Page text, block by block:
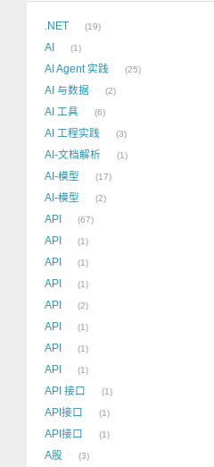
.NET 19
AI 1
AI Agent 实践 25
AI 与数据 2
AI 工具 6
AI 工程实践 3
AI-文档解析 1
AI-模型 17
AI-模型 2
API 67
API 1
API 1
API 1
API 2
API 1
API 1
API 1
API 接口 1
API接口 1
API接口 1
A股 3